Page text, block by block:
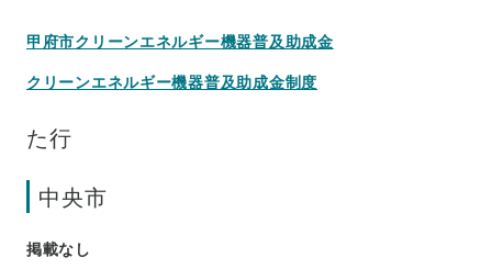
甲府市クリーンエネルギー機器普及助成金
クリーンエネルギー機器普及助成金制度
た行
中央市
掲載なし